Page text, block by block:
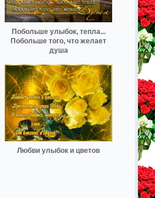
Побольше улыбок, тепла...
Побольше того, что желает
душа
Любви улыбок и цветов